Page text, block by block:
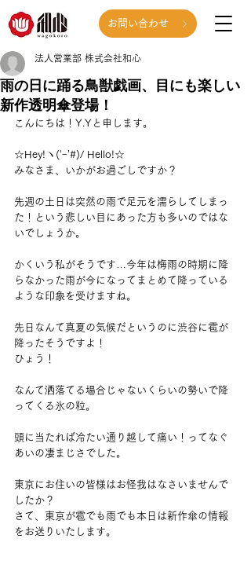
お問い合わせ
雨の日に踊る鳥獣戯画、目にも楽しい
新作透明傘登場！
法人営業部 株式会社和心
こんにちは！Y.Yと申します。
☆Hey!ヽ(‘ｰ’#)/ Hello!☆
みなさま、いかがお過ごしですか？
先週の土日は突然の雨で足元を濡らしてしまっ
た！という悲しい目にあった方も多いのではな
いでしょうか。
かくいう私がそうです…今年は梅雨の時期に降
らなかった雨が今になってまとめて降っている
ような印象を受けますね。
先日なんて真夏の気候だというのに渋谷に雹が
降ったそうですよ！
ひょう！
なんて洒落てる場合じゃないくらいの勢いで降
ってくる氷の粒。
頭に当たれば冷たい通り越して痛い！ってなぐ
あいの凄まじさでした。
東京にお住いの皆様はお怪我はなさいませんで
したか？
さて、東京が雹でも雨でも本日は新作傘の情報
をお送りいたします。